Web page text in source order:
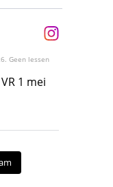
1 mei